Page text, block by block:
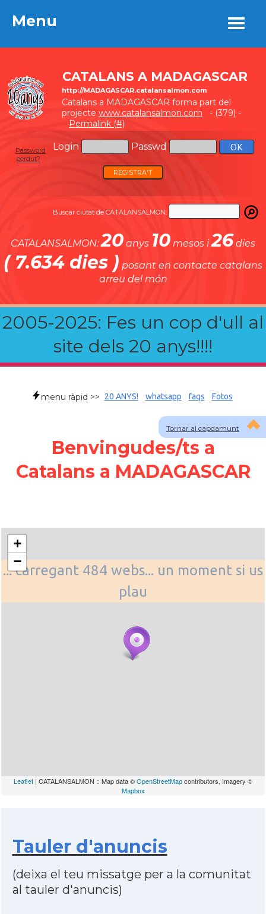
Menu
CATALANS A MADAGASCAR
http://MADAGASCAR.catalansalmon.com
Catalans a MADAGASCAR forma part del
projecte www.catalansalmon.com - (379) -
Permalink (#)
Login Passwd
Password
perdut?
REGISTRA'T
Buscar ciutat de CATALANSALMON:
CATALANSALMON:20 anys 10 mesos i26 dies
( 7.634 dies ) posant en contacte catalans
arreu del món
2005-2025: Fes un cop d'ull al
site dels 20 anys!!!!
Menu
Tornar al capdamunt
menu ràpid >> 20 ANYS! whatsapp faqs Fotos
Benvingudes/ts a
Catalans a MADAGASCAR
... carregant 484 webs... un moment si us
plau
+
−
Leaflet | CATALANSALMON :: Map data ©OpenStreetMapcontributors, Imagery ©
Mapbox
Tauler d'anuncis
(deixa el teu missatge per a la comunitat
al tauler d'anuncis)